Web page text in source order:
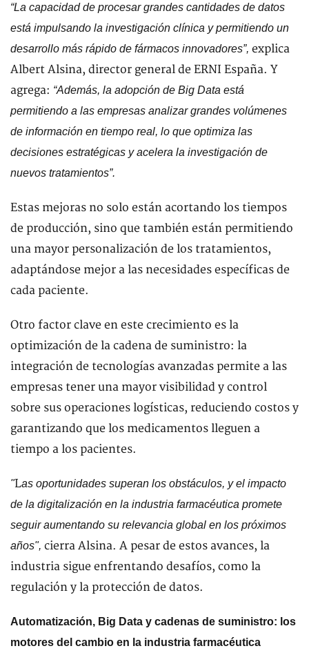
“La capacidad de procesar grandes cantidades de datos
está impulsando la investigación clínica y permitiendo un
desarrollo más rápido de fármacos innovadores”, explica
Albert Alsina, director general de ERNI España. Y
agrega: “Además, la adopción de Big Data está
permitiendo a las empresas analizar grandes volúmenes
de información en tiempo real, lo que optimiza las
decisiones estratégicas y acelera la investigación de
nuevos tratamientos”.
Estas mejoras no solo están acortando los tiempos
de producción, sino que también están permitiendo
una mayor personalización de los tratamientos,
adaptándose mejor a las necesidades específicas de
cada paciente.
Otro factor clave en este crecimiento es la
optimización de la cadena de suministro: la
integración de tecnologías avanzadas permite a las
empresas tener una mayor visibilidad y control
sobre sus operaciones logísticas, reduciendo costos y
garantizando que los medicamentos lleguen a
tiempo a los pacientes.
"Las oportunidades superan los obstáculos, y el impacto
de la digitalización en la industria farmacéutica promete
seguir aumentando su relevancia global en los próximos
años", cierra Alsina. A pesar de estos avances, la
industria sigue enfrentando desafíos, como la
regulación y la protección de datos.
Automatización, Big Data y cadenas de suministro: los
motores del cambio en la industria farmacéutica